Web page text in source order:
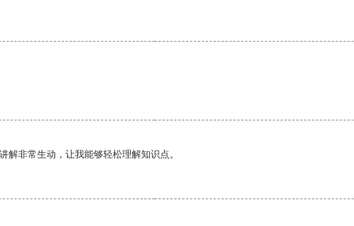
非常生动，让我能够轻松理解知识点。